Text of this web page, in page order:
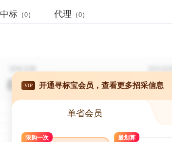
中标 （0） 代理 （0）
VIP 开通寻标宝会员，查看更多招采信息
单省会员
限购一次 最划算